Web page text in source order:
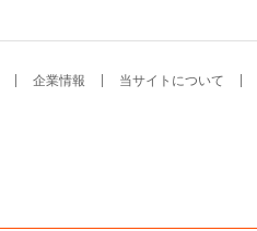
企業情報 当サイトについて